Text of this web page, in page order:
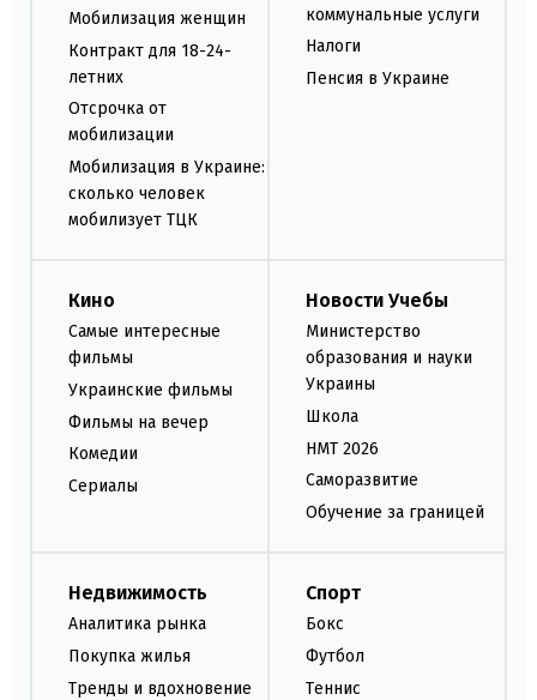
Мобилизация женщин
Контракт для 18-24-
летних
Отсрочка от
мобилизации
Мобилизация в Украине:
сколько человек
мобилизует ТЦК
коммунальные услуги
Налоги
Пенсия в Украине
Кино
Самые интересные
фильмы
Украинские фильмы
Фильмы на вечер
Комедии
Сериалы
Новости Учебы
Министерство
образования и науки
Украины
Школа
НМТ 2026
Саморазвитие
Обучение за границей
Недвижимость
Аналитика рынка
Покупка жилья
Тренды и вдохновение
Спорт
Бокс
Футбол
Теннис